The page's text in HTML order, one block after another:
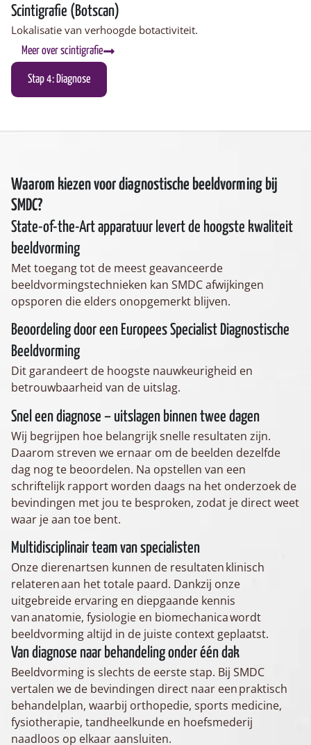
Scintigrafie (Botscan)
Lokalisatie van verhoogde botactiviteit.
Meer over scintigrafie
Stap 4: Diagnose
Waarom kiezen voor diagnostische beeldvorming bij
SMDC?
State-of-the-Art apparatuur levert de hoogste kwaliteit
beeldvorming
Met toegang tot de meest geavanceerde
beeldvormingstechnieken kan SMDC afwijkingen
opsporen die elders onopgemerkt blijven.
Beoordeling door een Europees Specialist Diagnostische
Beeldvorming
Dit garandeert de hoogste nauwkeurigheid en
betrouwbaarheid van de uitslag.
Snel een diagnose – uitslagen binnen twee dagen
Wij begrijpen hoe belangrijk snelle resultaten zijn.
Daarom streven we ernaar om de beelden dezelfde
dag nog te beoordelen. Na opstellen van een
schriftelijk rapport worden daags na het onderzoek de
bevindingen met jou te besproken, zodat je direct weet
waar je aan toe bent.
Multidisciplinair team van specialisten
Onze dierenartsen kunnen de resultaten klinisch
relateren aan het totale paard. Dankzij onze
uitgebreide ervaring en diepgaande kennis
van anatomie, fysiologie en biomechanica wordt
beeldvorming altijd in de juiste context geplaatst.
Van diagnose naar behandeling onder één dak
Beeldvorming is slechts de eerste stap. Bij SMDC
vertalen we de bevindingen direct naar een praktisch
behandelplan, waarbij orthopedie, sports medicine,
fysiotherapie, tandheelkunde en hoefsmederij
naadloos op elkaar aansluiten.